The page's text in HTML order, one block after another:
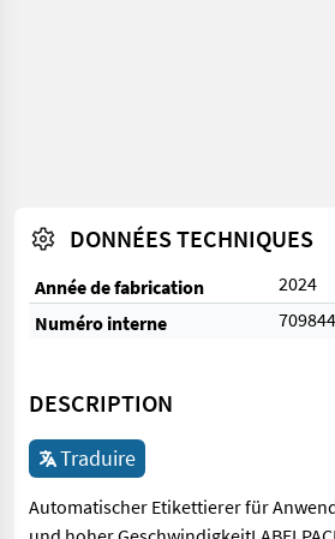
DONNÉES TECHNIQUES
Année de fabrication
2024
Numéro interne
DESCRIPTION
Traduire
Automatischer Etikettierer für